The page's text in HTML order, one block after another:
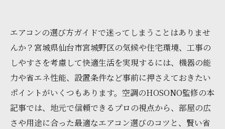
エアコンの選び方ガイドで迷ってしまうことはありませ
んか？宮城県仙台市宮城野区の気候や住宅環境、工事の
しやすさを考慮して快適生活を実現するには、機器の能
力や省エネ性能、設置条件など事前に押さえておきたい
ポイントがいくつもあります。空調のHOSONO監修の本
記事では、地元で信頼できるプロの視点から、部屋の広
さや用途に合った最適なエアコン選びのコツと、賢い省